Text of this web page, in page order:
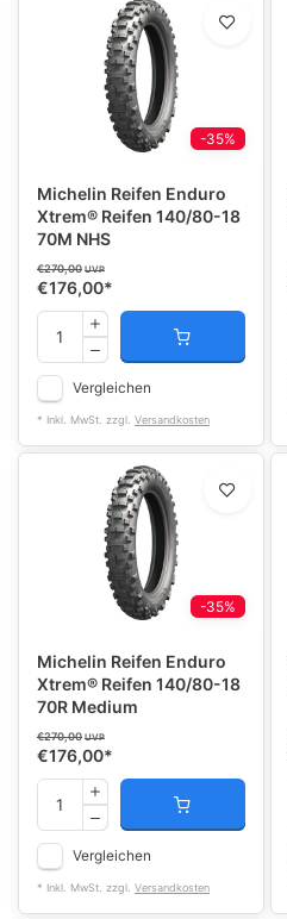
-35%
Michelin Reifen Enduro
Xtrem® Reifen 140/80-18
70M NHS
€270,00 UVP
€176,00*
Vergleichen
* Inkl. MwSt. zzgl. Versandkosten
-35%
Michelin Reifen Enduro
Xtrem® Reifen 140/80-18
70R Medium
€270,00 UVP
€176,00*
Vergleichen
* Inkl. MwSt. zzgl. Versandkosten